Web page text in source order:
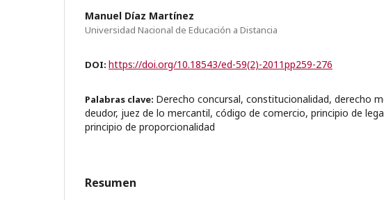
Manuel Díaz Martínez
Universidad Nacional de Educación a Distancia
DOI: https://doi.org/10.18543/ed-59(2)-2011pp259-276
Palabras clave: Derecho concursal, constitucionalidad, derecho
deudor, juez de lo mercantil, código de comercio, principio de
principio de proporcionalidad
Resumen